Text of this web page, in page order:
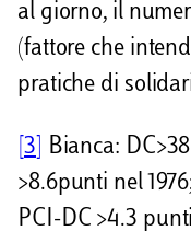
al giorno, il
(fattore che
pratiche di
[3]
Bianca:
>8.6punti nel
PCI-DC >4.3